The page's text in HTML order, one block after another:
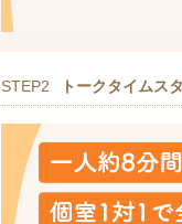
STEP2 トークタイムス